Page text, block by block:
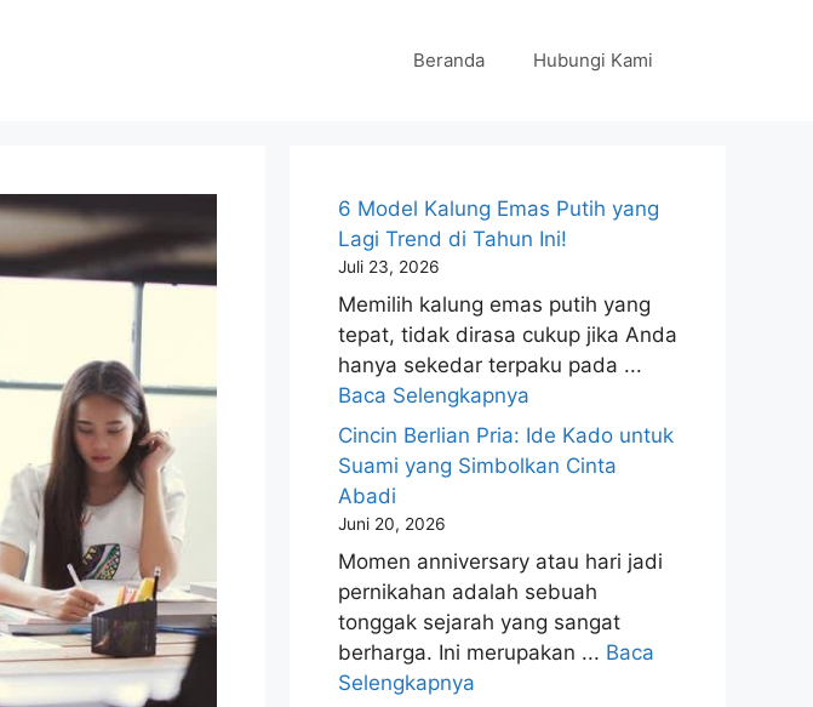
Beranda Hubungi Kami
6 Model Kalung Emas Putih yang
Lagi Trend di Tahun Ini!
Juli 23, 2026
Memilih kalung emas putih yang
tepat, tidak dirasa cukup jika Anda
hanya sekedar terpaku pada ...
Baca Selengkapnya
Cincin Berlian Pria: Ide Kado untuk
Suami yang Simbolkan Cinta
Abadi
Juni 20, 2026
Momen anniversary atau hari jadi
pernikahan adalah sebuah
tonggak sejarah yang sangat
berharga. Ini merupakan ... Baca
Selengkapnya